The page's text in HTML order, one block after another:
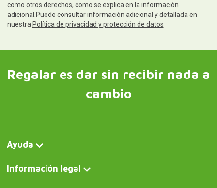
como otros derechos, como se explica en la información
adicional.Puede consultar información adicional y detallada en
nuestra Política de privacidad y protección de datos
Regalar es dar sin recibir nada a
cambio
Ayuda
Información legal